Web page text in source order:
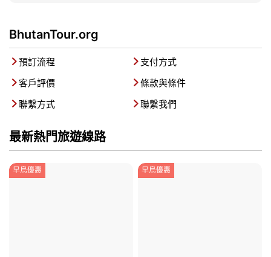
BhutanTour.org
預訂流程  支付方式
客戶評價 條款與條件
聯繫方式 聯繫我們
最新熱門旅遊線路
早鳥優惠 早鳥優惠